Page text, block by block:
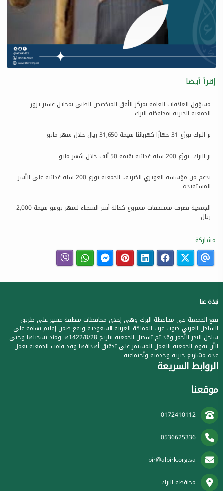
إقرأ أيضا
مسؤول العلاقات العامة بمركز الأفق المتخصص الطبي بمحايل عسير يزور
الجمعية الخيرية بمحافظة البرك
بر البرك توزّع 31 جهازًا كهربائيًا بقيمة 31,650 ريال خلال شهر مايو
بر البرك توزّع 200 سلة غذائية بقيمة 50 ألف خلال شهر مايو
بدعم من مؤسسة الغويري الخيرية.. الجمعية توزع 200 سلة غذائية على الأسر
المستفيدة
الجمعية تصرف مستحقات مشروع كفالة أسر السجناء لشهر يونيو بقيمة 2,000
ريال
مشاركة
نبذة عنا
تقع الجمعية في محافظة البرك وهي إحدى محافظات منطقة عسير على طريق
الساحل الغربي جنوب غرب المملكة العربية السعودية وتقع ضمن إقليم تهامة على
ساحل البحر الأحمر وقد تم تسجيل الجمعية بتاريخ 1422/8/28هـ ومنذ تسجيلها وحتى
الأن تقوم الجمعية بالعمل المستمر على تحقيق أهدافها وقد قامت الجمعية بعمل
عدة مشاريع خيرية وخدمية وأجتماعية
الروابط السريعة
موقعنا
0172410112
0536625336
bir@albirk.org.sa
محافظة البرك